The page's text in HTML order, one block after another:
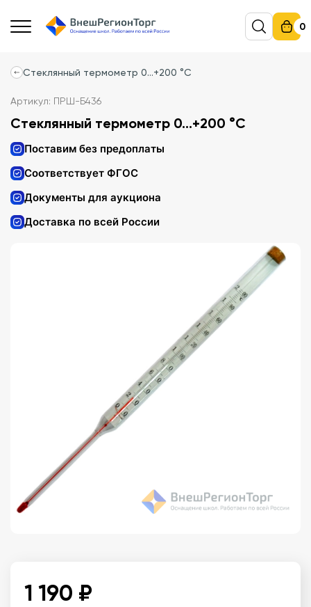
0
Стеклянный термометр 0…+200 °C
Артикул: ПРШ-Б436
Стеклянный термометр 0…+200 °C
Поставим без предоплаты
Соответствует ФГОС
Документы для аукциона
Доставка по всей России
1 190 ₽